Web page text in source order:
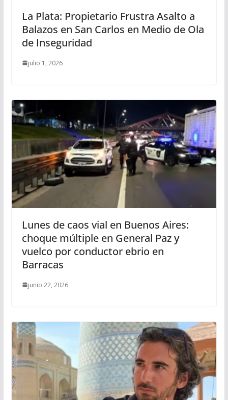
La Plata: Propietario Frustra Asalto a
Balazos en San Carlos en Medio de Ola
de Inseguridad
julio 1, 2026
Lunes de caos vial en Buenos Aires:
choque múltiple en General Paz y
vuelco por conductor ebrio en
Barracas
junio 22, 2026